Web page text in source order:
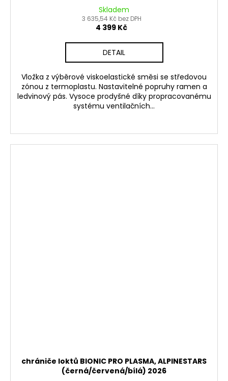
Skladem
3 635,54 Kč bez DPH
4 399 Kč
DETAIL
Vložka z výběrové viskoelastické směsi se středovou
zónou z termoplastu. Nastavitelné popruhy ramen a
ledvinový pás. Vysoce prodyšné díky propracovanému
systému ventilačních...
chrániče loktů BIONIC PRO PLASMA, ALPINESTARS
(černá/červená/bílá) 2026